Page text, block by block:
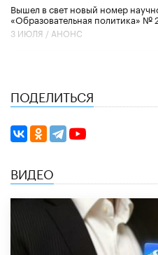
Вышел в свет новый номер
«Образовательная политика» №
3 ИЮЛЯ / АНОНС
ПОДЕЛИТЬСЯ
ВИДЕО